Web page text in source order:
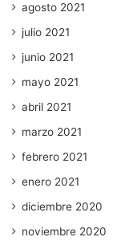
agosto 2021
julio 2021
junio 2021
mayo 2021
abril 2021
marzo 2021
febrero 2021
enero 2021
diciembre 2020
noviembre 2020